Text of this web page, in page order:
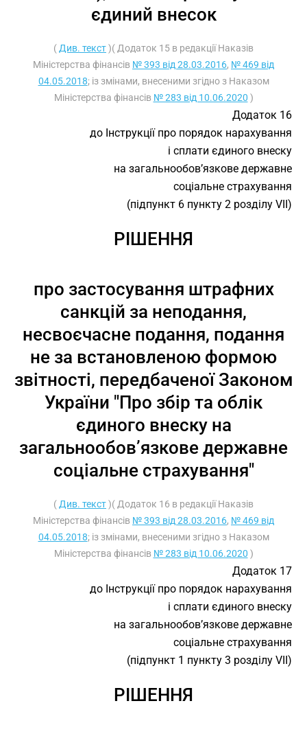
єдиний внесок
( Див. текст)( Додаток 15 в редакції Наказів
Міністерства фінансів № 393 від 28.03.2016, № 469 від
04.05.2018; із змінами, внесеними згідно з Наказом
Міністерства фінансів № 283 від 10.06.2020 )
Додаток 16
до Інструкції про порядок нарахування
і сплати єдиного внеску
на загальнообов’язкове державне
соціальне страхування
(підпункт 6 пункту 2 розділу VII)
РІШЕННЯ
про застосування штрафних
санкцій за неподання,
несвоєчасне подання, подання
не за встановленою формою
звітності, передбаченої Законом
України "Про збір та облік
єдиного внеску на
загальнообов’язкове державне
соціальне страхування"
( Див. текст)( Додаток 16 в редакції Наказів
Міністерства фінансів № 393 від 28.03.2016, № 469 від
04.05.2018; із змінами, внесеними згідно з Наказом
Міністерства фінансів № 283 від 10.06.2020 )
Додаток 17
до Інструкції про порядок нарахування
і сплати єдиного внеску
на загальнообов’язкове державне
соціальне страхування
(підпункт 1 пункту 3 розділу VII)
РІШЕННЯ